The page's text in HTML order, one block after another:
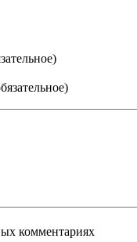
комментариях